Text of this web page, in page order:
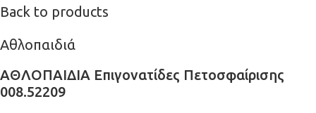
Back to products
Αθλοπαιδιά
ΑΘΛΟΠΑΙΔΙΑ Επιγονατίδες Πετοσφαίρισης
008.52209